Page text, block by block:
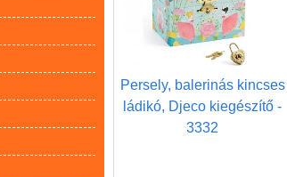
Persely, balerinás kincses
ládikó, Djeco kiegészítő -
3332